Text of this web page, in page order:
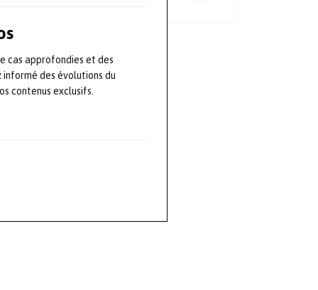
cas approfondies et des
informé des évolutions du
contenus exclusifs.